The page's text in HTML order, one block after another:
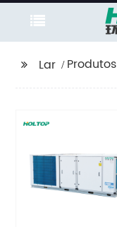
Lar Produtos